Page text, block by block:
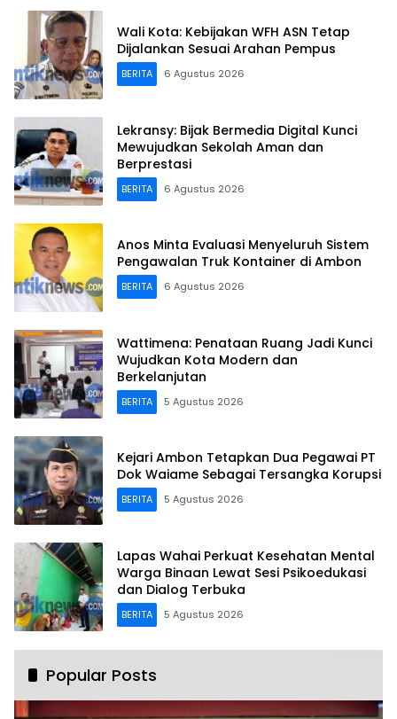
Wali Kota: Kebijakan WFH ASN Tetap
Dijalankan Sesuai Arahan Pempus
BERITA 6 Agustus 2026
Lekransy: Bijak Bermedia Digital Kunci
Mewujudkan Sekolah Aman dan
Berprestasi
BERITA 6 Agustus 2026
Anos Minta Evaluasi Menyeluruh Sistem
Pengawalan Truk Kontainer di Ambon
BERITA 6 Agustus 2026
Wattimena: Penataan Ruang Jadi Kunci
Wujudkan Kota Modern dan
Berkelanjutan
BERITA 5 Agustus 2026
Kejari Ambon Tetapkan Dua Pegawai PT
Dok Waiame Sebagai Tersangka Korupsi
BERITA 5 Agustus 2026
Lapas Wahai Perkuat Kesehatan Mental
Warga Binaan Lewat Sesi Psikoedukasi
dan Dialog Terbuka
BERITA 5 Agustus 2026
Popular Posts